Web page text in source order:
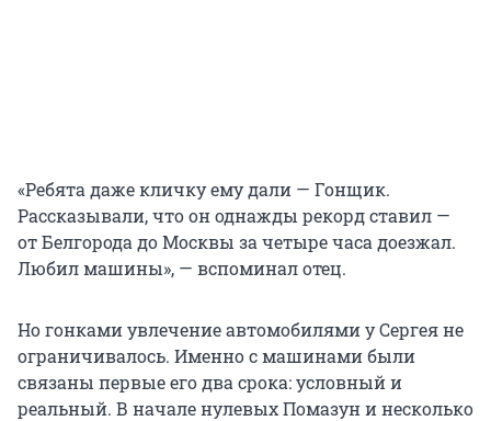
«Ребята даже кличку ему дали — Гонщик.
Рассказывали, что он однажды рекорд ставил —
от Белгорода до Москвы за четыре часа доезжал.
Любил машины», — вспоминал отец.
Но гонками увлечение автомобилями у Сергея не
ограничивалось. Именно с машинами были
связаны первые его два срока: условный и
реальный. В начале нулевых Помазун и несколько